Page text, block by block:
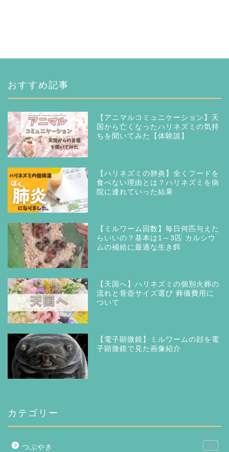
おすすめ記事
【アニマルコミュニケーション】天
国から亡くなったハリネズミの気持
ちを聞いてみた【体験談】
【ハリネズミの肺炎】全くフードを
食べない理由とは？ハリネズミを病
院に連れていった結果
【ミルワーム回数】毎日何匹与えた
らいいの？基本は1～3匹 カルシウ
ムの補給に最適な生き餌
【天国へ】ハリネズミの個別火葬の
流れと骨壺サイズ選び 葬儀費用に
ついて
【電子顕微鏡】ミルワームの顔を電
子顕微鏡で見た画像紹介
カテゴリー
つぶやき 33